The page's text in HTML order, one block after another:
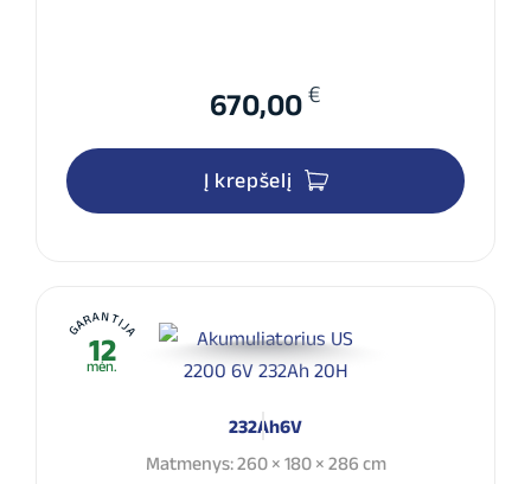
670,00 €
Į krepšelį
GARANTIJA
12
mėn.
232Ah6V
Matmenys: 260 × 180 × 286 cm